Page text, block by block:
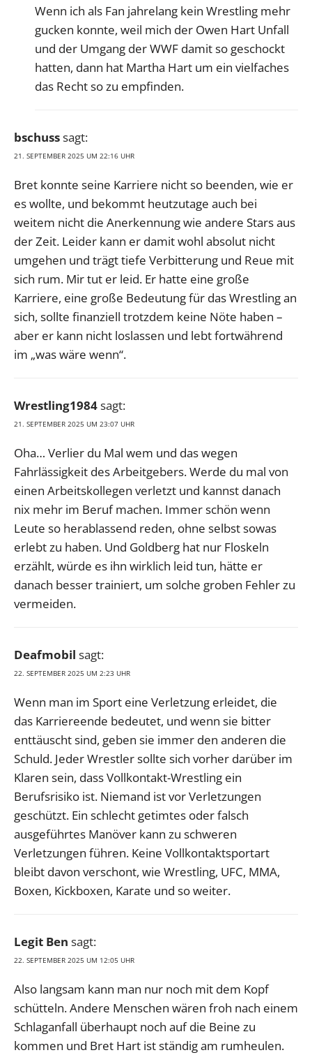
Wenn ich als Fan jahrelang kein Wrestling mehr
gucken konnte, weil mich der Owen Hart Unfall
und der Umgang der WWF damit so geschockt
hatten, dann hat Martha Hart um ein vielfaches
das Recht so zu empfinden.
bschusssagt:
21. SEPTEMBER 2025 UM 22:16 UHR
Bret konnte seine Karriere nicht so beenden, wie er
es wollte, und bekommt heutzutage auch bei
weitem nicht die Anerkennung wie andere Stars aus
der Zeit. Leider kann er damit wohl absolut nicht
umgehen und trägt tiefe Verbitterung und Reue mit
sich rum. Mir tut er leid. Er hatte eine große
Karriere, eine große Bedeutung für das Wrestling an
sich, sollte finanziell trotzdem keine Nöte haben –
aber er kann nicht loslassen und lebt fortwährend
im „was wäre wenn“.
Wrestling1984sagt:
21. SEPTEMBER 2025 UM 23:07 UHR
Oha… Verlier du Mal wem und das wegen
Fahrlässigkeit des Arbeitgebers. Werde du mal von
einen Arbeitskollegen verletzt und kannst danach
nix mehr im Beruf machen. Immer schön wenn
Leute so herablassend reden, ohne selbst sowas
erlebt zu haben. Und Goldberg hat nur Floskeln
erzählt, würde es ihn wirklich leid tun, hätte er
danach besser trainiert, um solche groben Fehler zu
vermeiden.
Deafmobil sagt:
22. SEPTEMBER 2025 UM 2:23 UHR
Wenn man im Sport eine Verletzung erleidet, die
das Karriereende bedeutet, und wenn sie bitter
enttäuscht sind, geben sie immer den anderen die
Schuld. Jeder Wrestler sollte sich vorher darüber im
Klaren sein, dass Vollkontakt-Wrestling ein
Berufsrisiko ist. Niemand ist vor Verletzungen
geschützt. Ein schlecht getimtes oder falsch
ausgeführtes Manöver kann zu schweren
Verletzungen führen. Keine Vollkontaktsportart
bleibt davon verschont, wie Wrestling, UFC, MMA,
Boxen, Kickboxen, Karate und so weiter.
Legit Ben sagt:
22. SEPTEMBER 2025 UM 12:05 UHR
Also langsam kann man nur noch mit dem Kopf
schütteln. Andere Menschen wären froh nach einem
Schlaganfall überhaupt noch auf die Beine zu
kommen und Bret Hart ist ständig am rumheulen.